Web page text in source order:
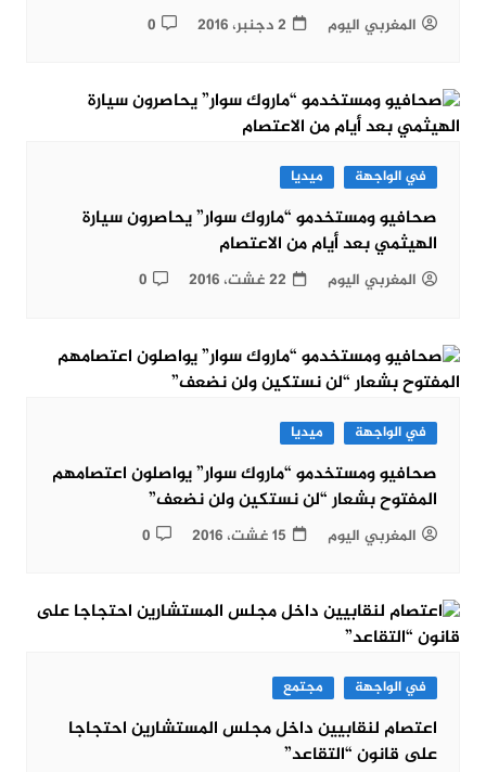
المغربي اليوم 2 دجنبر، 2016 0
في الواجهة ميديا
صحافيو ومستخدمو “ماروك سوار” يحاصرون سيارة
الهيثمي بعد أيام من الاعتصام
المغربي اليوم 22 غشت، 2016 0
في الواجهة ميديا
صحافيو ومستخدمو “ماروك سوار” يواصلون اعتصامهم
المفتوح بشعار “لن نستكين ولن نضعف”
المغربي اليوم 15 غشت، 2016 0
في الواجهة مجتمع
اعتصام لنقابيين داخل مجلس المستشارين احتجاجا
على قانون “التقاعد”